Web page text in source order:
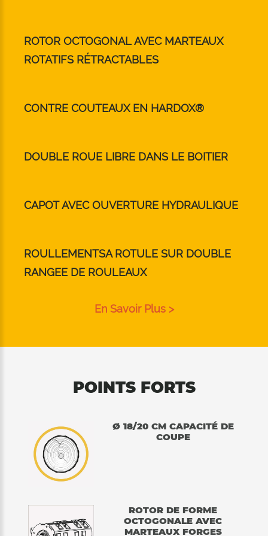
ROTOR OCTOGONAL AVEC MARTEAUX
ROTATIFS RÉTRACTABLES
CONTRE COUTEAUX EN HARDOX®
DOUBLE ROUE LIBRE DANS LE BOITIER
CAPOT AVEC OUVERTURE HYDRAULIQUE
ROULLEMENTSA ROTULE SUR DOUBLE
RANGEE DE ROULEAUX
En Savoir Plus >
POINTS FORTS
Ø 18/20 CM CAPACITÉ DE
COUPE
ROTOR DE FORME
OCTOGONALE AVEC
MARTEAUX FORGES